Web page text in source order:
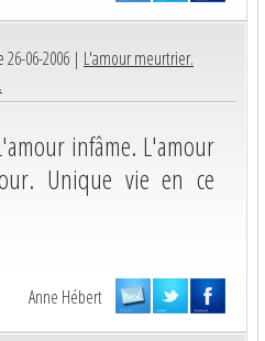
26-06-2006 | L'amour meurtrier.
infâme. L'amour
Unique vie en ce
Anne Hébert